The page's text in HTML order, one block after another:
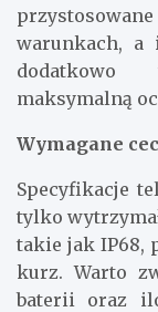
warunkach, a
dodatkowo
maksymalną
Wymagane
Specyfikacje
tylko
takie jak IP68,
kurz. Warto
baterii oraz